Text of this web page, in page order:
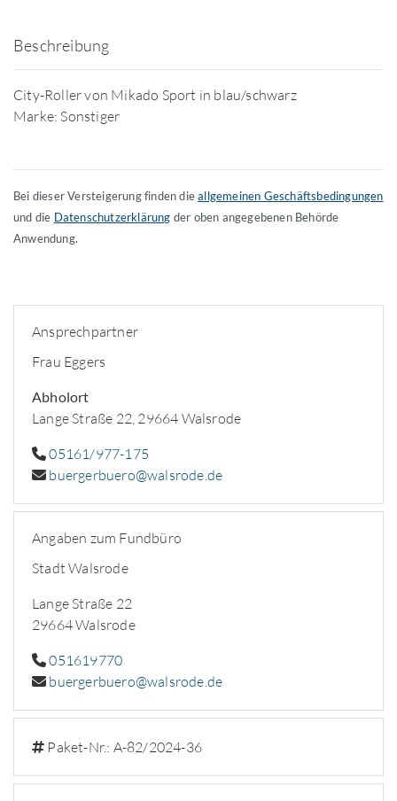
Beschreibung
City-Roller von Mikado Sport in blau/schwarz
Marke: Sonstiger
Bei dieser Versteigerung finden dieallgemeinen Geschäftsbedingungen
und die Datenschutzerklärung der oben angegebenen Behörde
Anwendung.
Ansprechpartner
Frau Eggers
Abholort
Lange Straße 22, 29664 Walsrode
05161/977-175
buergerbuero@walsrode.de
Angaben zum Fundbüro
Stadt Walsrode
Lange Straße 22
29664 Walsrode
051619770
buergerbuero@walsrode.de
Paket-Nr.: A-82/2024-36